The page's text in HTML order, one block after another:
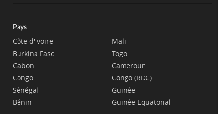
Pays
Côte d'Ivoire
Burkina Faso
Gabon
Congo
Sénégal
Bénin
Mali
Togo
Cameroun
Congo (RDC)
Guinée
Guinée Equatorial